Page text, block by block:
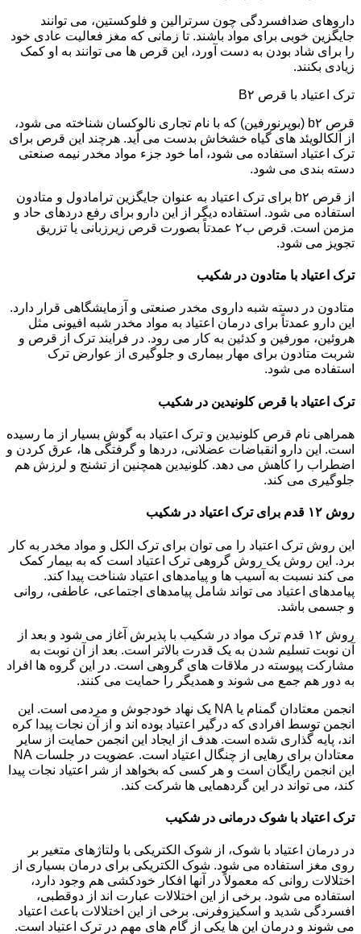
داروهای ضدافسردگی چون سرترالین و فلوکستین، می توانند
جایگزین خوبی برای مواد باشند. تا زمانی که مغز فعالیت عادی خود
را برای شاد بودن به دست آورد، این قرص ها می توانند به او کمک
زیادی بکنند.
ترک اعتیاد با قرص B۲
قرص b۲ (بوپرنورفین) که با نام تجاری نالوکسان شناخته می شود،
از آلکالویئد های گیاه خشخاش بدست می آید. هرچند این قرص برای
ترک اعتیاد استفاده می شود، اما خود جزء مواد مخدر نیمه صنعتی
دسته بندی می شود.
از قرص b۲ برای ترک اعتیاد به عنوان جایگزین ترامادول و متادون
استفاده می شود. استفاده دیگر از این دارو برای رفع دردهای حاد و
مزمن است. قرص ب۲ عمدتاً بصورت قرص زیرزبانی یا تزریق
تجویز می شود.
ترک اعتیاد با متادون در شکیب
متادون در دسته شبه داروی مخدر صنعتی و آزمایشگاهی قرار دارد.
این دارو عمدتاً برای درمان اعتیاد به مواد مخدر شبه افیونی مثل
هروئین، مورفین و کدئین به کار می رود. در فرایند ترک از قرص و
شربت متادون برای مهار بیماری و جلوگیری از عوارض ترک
استفاده می شود.
ترک اعتیاد با قرص کلونیدین در شکیب
همراهی نام قرص کلونیدین و ترک اعتیاد به گوش بسیار از ما رسیده
است. این دارو انقباضات عضلانی، دردها و گرفتگی ها، عرق کردن و
اضطراب را کاهش می دهد. کلونیدین همچنین از تشنج و لرزش هم
جلوگیری می کند.
روش ۱۲ قدم برای ترک اعتیاد در شکیب
این روش ترک اعتیاد را می توان برای ترک الکل و مواد مخدر به کار
برد. این روش یک روش گروهی ترک اعتیاد است که به بیمار کمک
می کند نسبت به آسیب ها و پیامدهای اعتیاد شناخت پیدا کند.
پیامدهای اعتیاد می تواند شامل پیامدهای اجتماعی، عاطفی، روانی
و جسمی باشد.
روش ۱۲ قدم ترک مواد در شکیب با پذیرش آغاز می شود و بعد از
آن نوبت تسلیم شدن به یک قدرت بالاتر است. بعد از آن نوبت به
مشارکت پیوسته در ملاقات های گروهی است. در این گروه ها افراد
به دور هم جمع می شوند و همدیگر را حمایت می کنند.
انجمن معتادان گمنام یا NA یک نهاد خودجوش و مردمی است. این
انجمن توسط افرادی که درگیر اعتیاد بوده اند و از آن نجات پیدا کره
اند، پایه گذاری شده است. هدف از ایجاد این انجمن حمایت از سایر
معتادان برای رهایی از چنگال اعتیاد است. عضویت در جلسات NA
این انجمن رایگان است و هر کسی که بخواهد از شر اعتیاد نجات پیدا
کند، می تواند در این گردهمایی ها شرکت کند.
ترک اعتیاد با شوک درمانی در شکیب
در درمان اعتیاد با شوک، از شوک الکتریکی با ولتاژهای متغیر بر
روی مغز استفاده می شود. شوک الکتریکی برای درمان بسیاری از
اختلالات روانی که معمولاً در آنها افکار خودکشی هم وجود دارد،
استفاده می شود. برخی از این اختلالات عبارت اند از دوقطبی،
افسردگی شدید و اسکیزوفرنی. برخی از این اختلالات باعث اعتیاد
می شوند و درمان این ها یکی از گام های مهم در ترک اعتیاد است.